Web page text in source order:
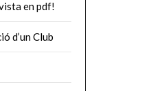
en pdf!
d’un Club